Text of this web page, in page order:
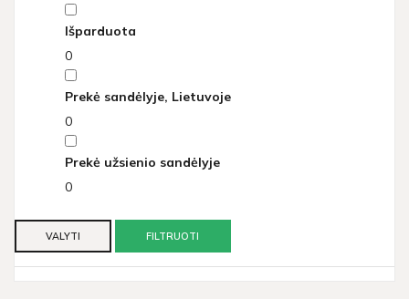
Išparduota
0
Prekė sandėlyje, Lietuvoje
0
Prekė užsienio sandėlyje
0
VALYTI FILTRUOTI